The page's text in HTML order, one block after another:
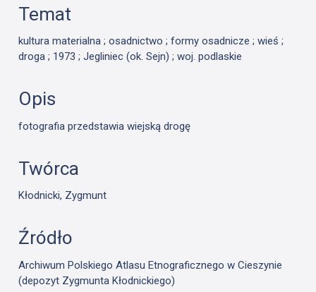
Temat
kultura materialna ; osadnictwo ; formy osadnicze ; wieś ;
droga ; 1973 ; Jegliniec (ok. Sejn) ; woj. podlaskie
Opis
fotografia przedstawia wiejską drogę
Twórca
Kłodnicki, Zygmunt
Źródło
Archiwum Polskiego Atlasu Etnograficznego w Cieszynie
(depozyt Zygmunta Kłodnickiego)